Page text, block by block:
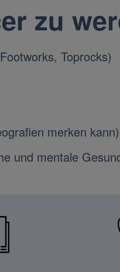
zu
Toprocks)
merken kann)
und mentale